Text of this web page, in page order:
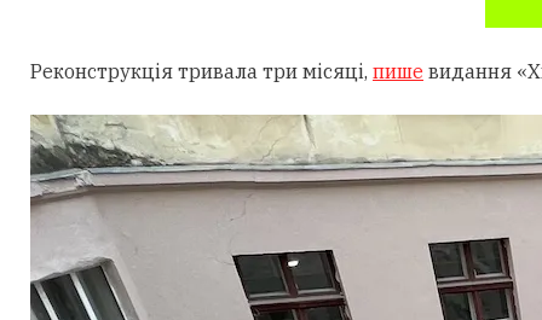
Реконструкція тривала три місяці, пише видання